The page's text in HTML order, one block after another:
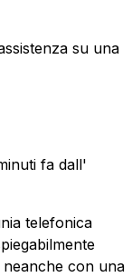
su una
fa dall'
telefonica
con una